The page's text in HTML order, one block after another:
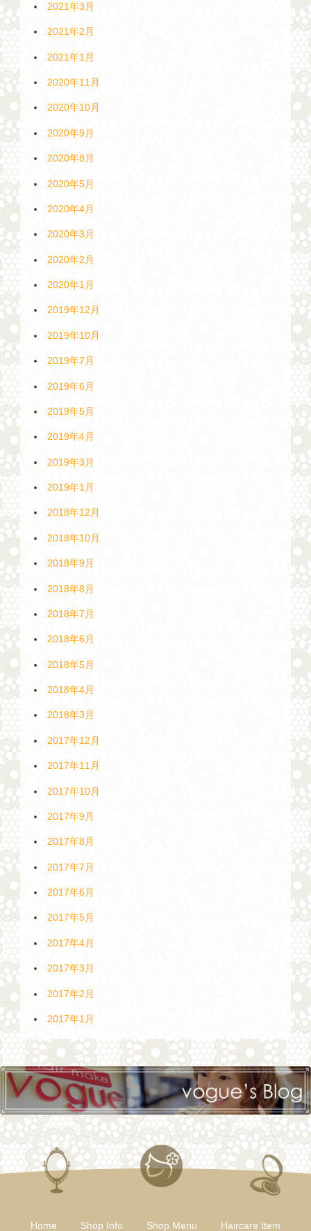
2021年3月
2021年2月
2021年1月
2020年11月
2020年10月
2020年9月
2020年8月
2020年5月
2020年4月
2020年3月
2020年2月
2020年1月
2019年12月
2019年10月
2019年7月
2019年6月
2019年5月
2019年4月
2019年3月
2019年1月
2018年12月
2018年10月
2018年9月
2018年8月
2018年7月
2018年6月
2018年5月
2018年4月
2018年3月
2017年12月
2017年11月
2017年10月
2017年9月
2017年8月
2017年7月
2017年6月
2017年5月
2017年4月
2017年3月
2017年2月
2017年1月
Home Shop Info Shop Menu Haircare Item